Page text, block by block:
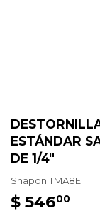
ESTÁNDAR
DE 1/4"
Snapon TMA8E
$ 54600